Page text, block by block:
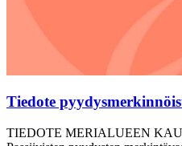
Tiedote
TIEDOTE MERIALUEEN